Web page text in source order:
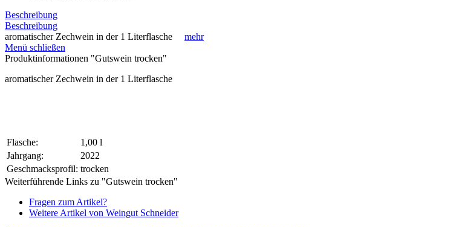
Beschreibung
Beschreibung
aromatischer Zechwein in der 1 Literflasche mehr
Menü schließen
Produktinformationen "Gutswein trocken"
aromatischer Zechwein in der 1 Literflasche
Flasche:
1,00 l
Jahrgang:
2022
Geschmacksprofil: trocken
Weiterführende Links zu "Gutswein trocken"
Fragen zum Artikel?
Weitere Artikel von Weingut Schneider